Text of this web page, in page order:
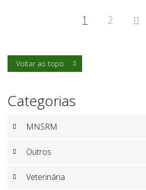
Categorias
MNSRM
Outros
Veterinária
1 2 
Voltar ao topo 